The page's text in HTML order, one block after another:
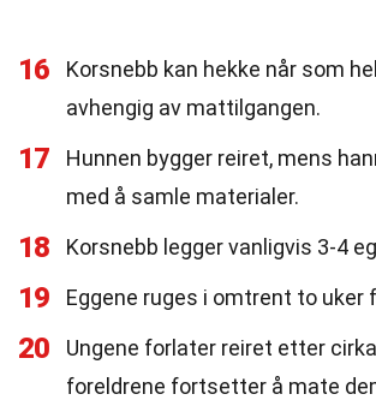
16
Korsnebb kan hekke når som
avhengig av mattilgangen.
17
Hunnen bygger reiret, mens
med å samle materialer.
18 Korsnebb legger vanligvis 3-4
19 Eggene ruges i omtrent to uker
20
Ungene forlater reiret etter
foreldrene fortsetter å mate